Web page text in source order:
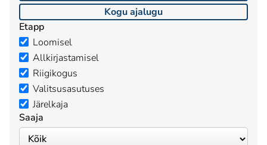
Kogu ajalugu
Etapp
Loomisel
Allkirjastamisel
Riigikogus
Valitsusasutuses
Järelkaja
Saaja